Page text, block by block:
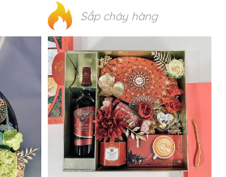
Sắp cháy hàng